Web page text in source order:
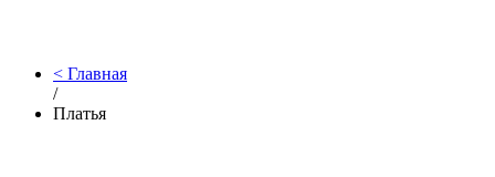
Главная
/
Платья